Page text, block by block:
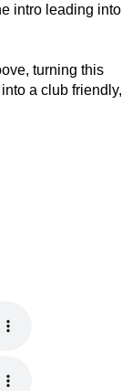
intro leading into
turning this
a club friendly,